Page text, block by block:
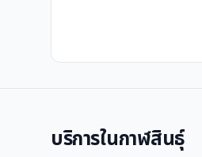
บริการในกาฬสินธุ์